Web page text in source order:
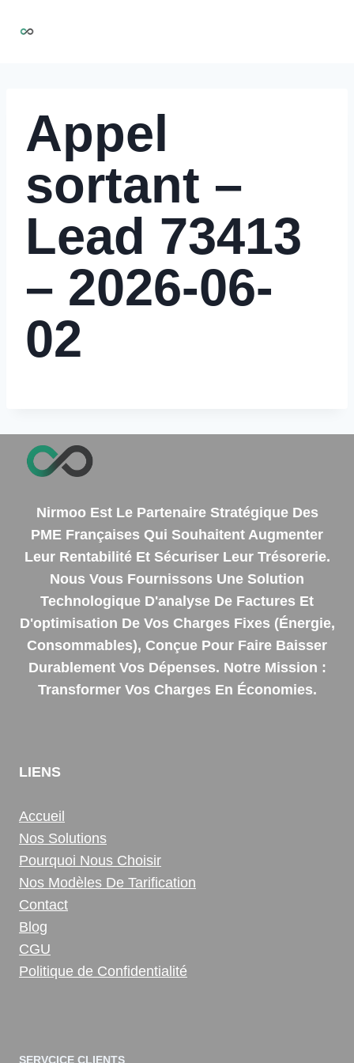
Appel
sortant –
Lead 73413
– 2026-06-
02
Nirmoo Est Le Partenaire Stratégique Des
PME Françaises Qui Souhaitent Augmenter
Leur Rentabilité Et Sécuriser Leur Trésorerie.
Nous Vous Fournissons Une Solution
Technologique D'analyse De Factures Et
D'optimisation De Vos Charges Fixes (énergie,
Consommables), Conçue Pour Faire Baisser
Durablement Vos Dépenses. Notre Mission :
Transformer Vos Charges En Économies.
LIENS
Accueil
Nos Solutions
Pourquoi Nous Choisir
Nos Modèles De Tarification
Contact
Blog
CGU
Politique de Confidentialité
SERVCICE CLIENTS